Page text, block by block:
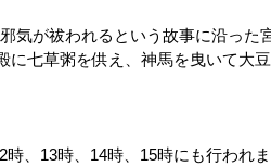
気が祓われるという故事に沿った
七草粥を供え、神馬を曳いて大
、13時、14時、15時にも行われ